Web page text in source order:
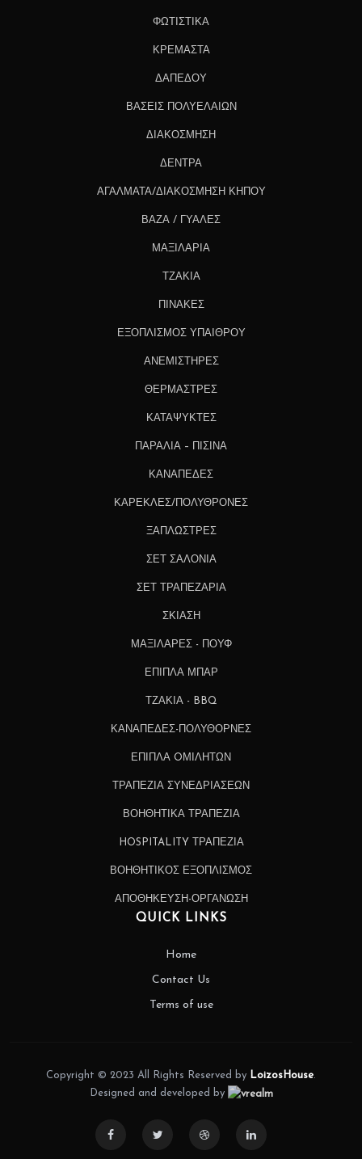
ΦΩΤΙΣΤΙΚΑ
ΚΡΕΜΑΣΤΑ
ΔΑΠΕΔΟΥ
ΒΑΣΕΙΣ ΠΟΛΥΕΛΑΙΩΝ
ΔΙΑΚΟΣΜΗΣΗ
ΔΕΝΤΡΑ
ΑΓΑΛΜΑΤΑ/ΔΙΑΚΟΣΜΗΣΗ ΚΗΠΟΥ
ΒΑΖΑ / ΓΥΑΛΕΣ
ΜΑΞΙΛΑΡΙΑ
ΤΖΑΚΙΑ
ΠΙΝΑΚΕΣ
ΕΞΟΠΛΙΣΜΟΣ ΥΠΑΙΘΡΟΥ
ΑΝΕΜΙΣΤΗΡΕΣ
ΘΕΡΜΑΣΤΡΕΣ
ΚΑΤΑΨΥΚΤΕΣ
ΠΑΡΑΛΙΑ – ΠΙΣΙΝΑ
ΚΑΝΑΠΕΔΕΣ
ΚΑΡΕΚΛΕΣ/ΠΟΛΥΘΡΟΝΕΣ
ΞΑΠΛΩΣΤΡΕΣ
ΣΕΤ ΣΑΛΟΝΙΑ
ΣΕΤ ΤΡΑΠΕΖΑΡΙΑ
ΣΚΙΑΣΗ
ΜΑΞΙΛΑΡΕΣ - ΠΟΥΦ
ΕΠΙΠΛΑ ΜΠΑΡ
ΤΖΑΚΙΑ - BBQ
ΚΑΝΑΠΕΔΕΣ-ΠΟΛΥΘΟΡΝΕΣ
ΕΠΙΠΛΑ OΜΙΛΗΤΩΝ
ΤΡΑΠΕΖΙΑ ΣΥΝΕΔΡΙΑΣΕΩΝ
ΒΟΗΘΗΤΙΚΑ ΤΡΑΠΕΖΙΑ
HOSPITALITY ΤΡΑΠΕΖΙΑ
ΒΟΗΘΗΤΙΚΟΣ ΕΞΟΠΛΙΣΜΟΣ
ΑΠΟΘΗΚΕΥΣΗ-ΟΡΓΑΝΩΣΗ
QUICK LINKS
Home
Contact Us
Terms of use
Copyright © 2023 All Rights Reserved by LoizosHouse.
Designed and developed by